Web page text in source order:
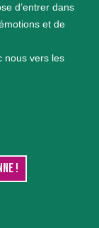
d’entrer dans
et de
nous vers les